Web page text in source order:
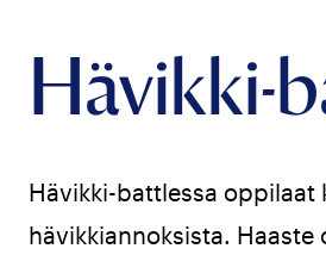
Hävikki-
Hävikki-battlessa oppilaat
hävikkiannoksista.